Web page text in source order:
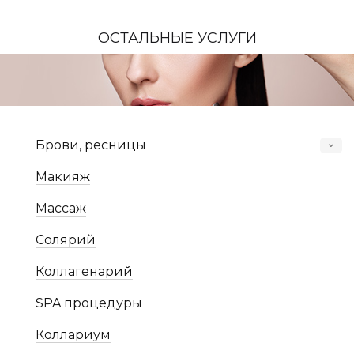
ОСТАЛЬНЫЕ УСЛУГИ
Брови, ресницы
Макияж
Массаж
Солярий
Коллагенарий
SPA процедуры
Коллариум